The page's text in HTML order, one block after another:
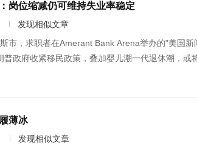
岗位缩减仍可维持失业率稳定
发现相似文章
市，求职者在Amerant Bank Arena举办的"美国
政府收紧移民政策，叠加婴儿潮一代退休潮，或
薄冰
发现相似文章